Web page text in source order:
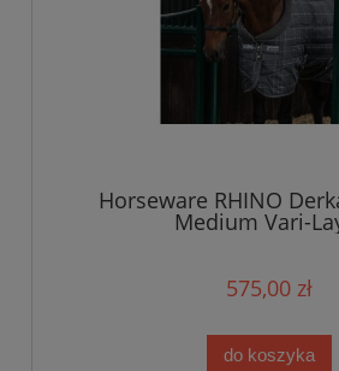
Horseware RHINO
Medium Vari-
575,00 zł
do koszyka